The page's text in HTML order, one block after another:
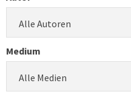
Alle Autoren
Medium
Alle Medien